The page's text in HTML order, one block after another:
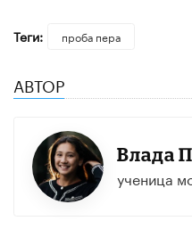
Теги: проба пера
АВТОР
Влада
ученица